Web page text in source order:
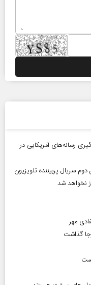
رسانه‌های آمریکایی در
نخواهد شد